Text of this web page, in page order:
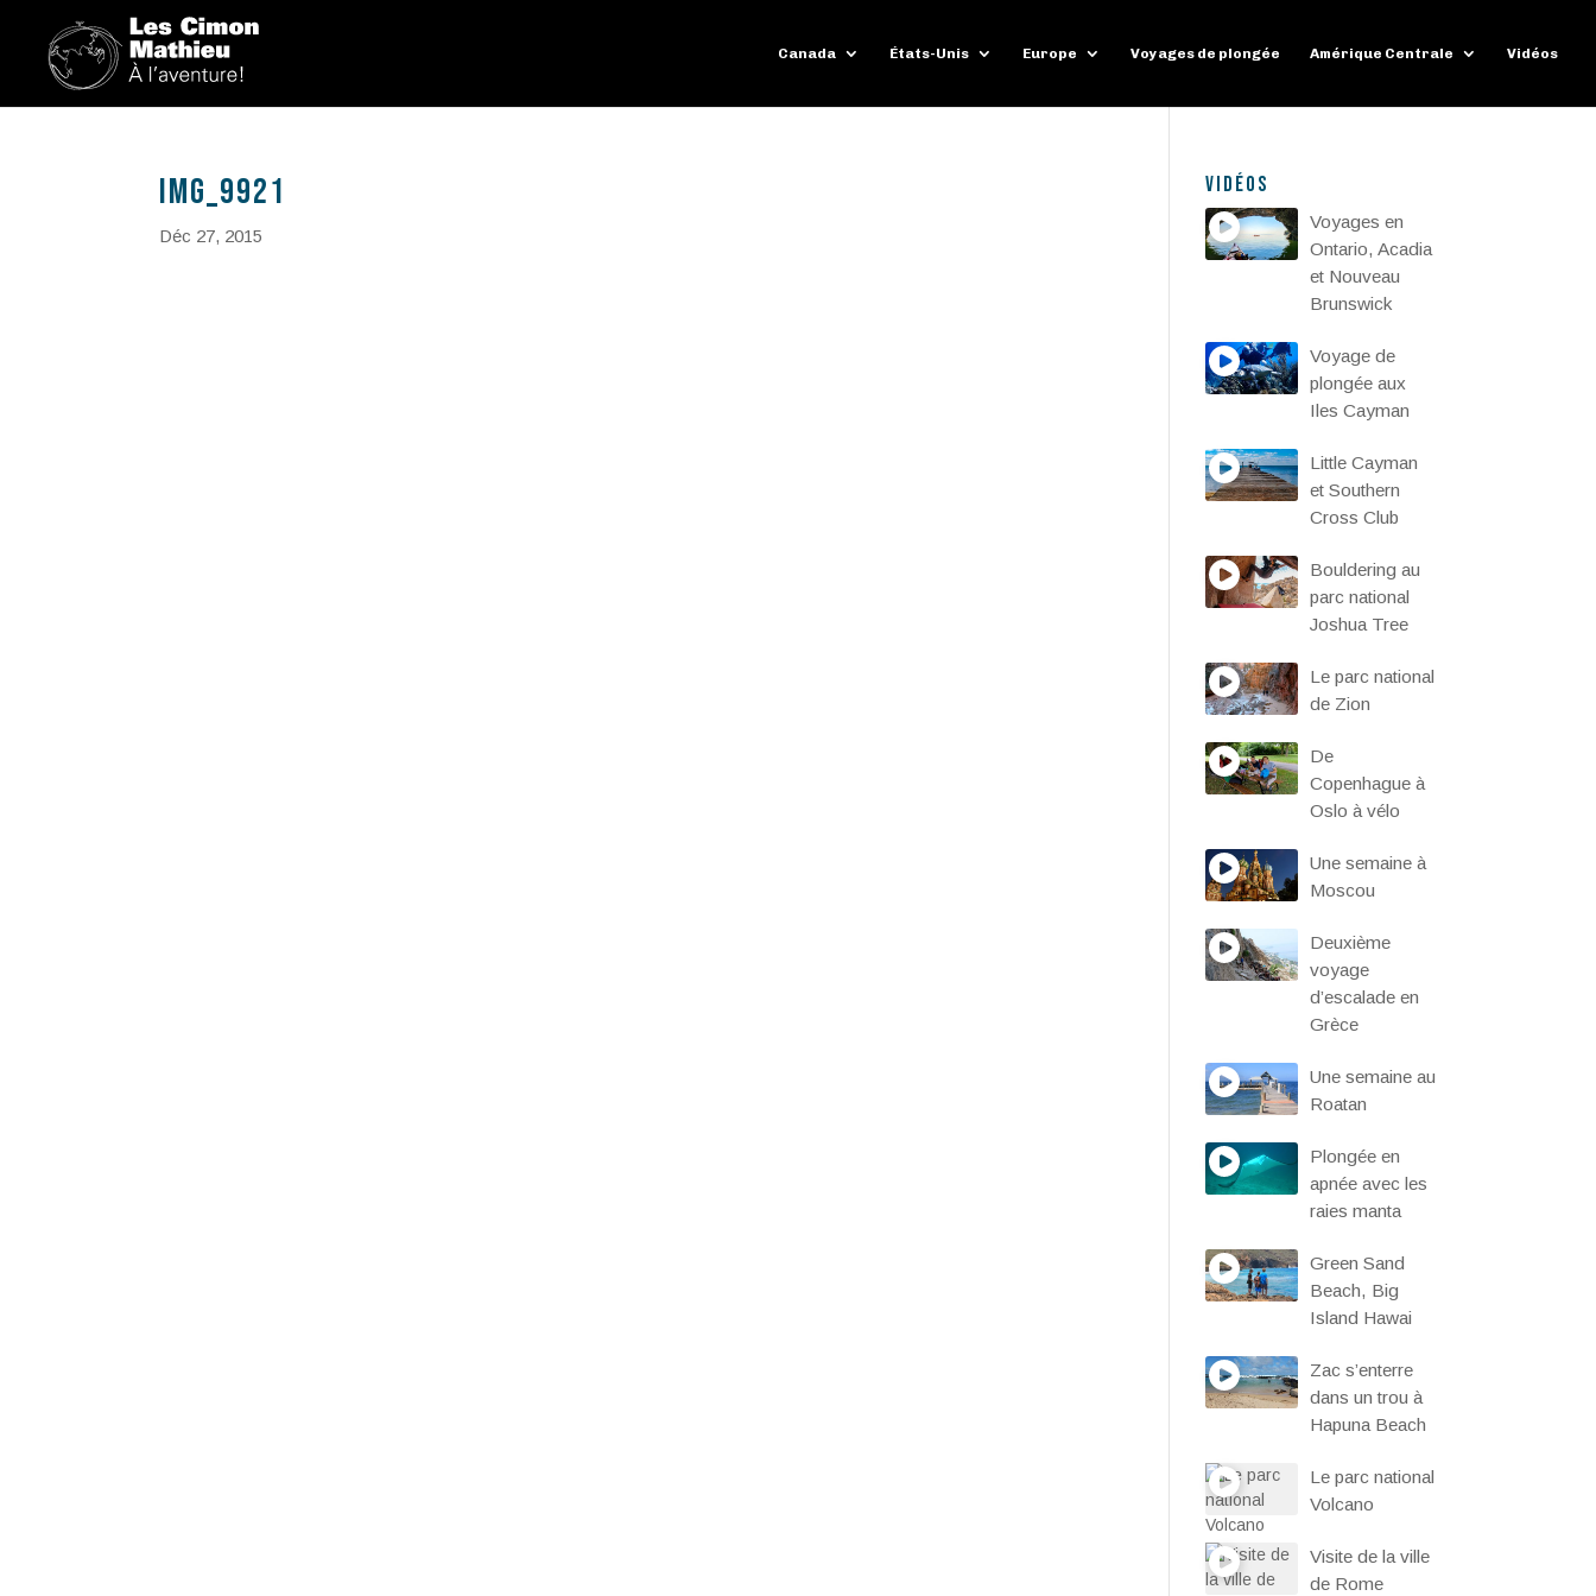
Canada États-Unis Europe Voyages de plongée Amérique Centrale Vidéos
IMG_9921
Déc 27, 2015
Vidéos
Voyages en
Ontario, Acadia
et Nouveau
Brunswick
Voyage de
plongée aux
Iles Cayman
Little Cayman
et Southern
Cross Club
Bouldering au
parc national
Joshua Tree
Le parc national
de Zion
De
Copenhague à
Oslo à vélo
Une semaine à
Moscou
Deuxième
voyage
d’escalade en
Grèce
Une semaine au
Roatan
Plongée en
apnée avec les
raies manta
Green Sand
Beach, Big
Island Hawai
Zac s’enterre
dans un trou à
Hapuna Beach
Le parc national
Volcano
Visite de la ville
de Rome